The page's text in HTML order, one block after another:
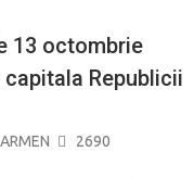
13 octombrie
Republicii
2690